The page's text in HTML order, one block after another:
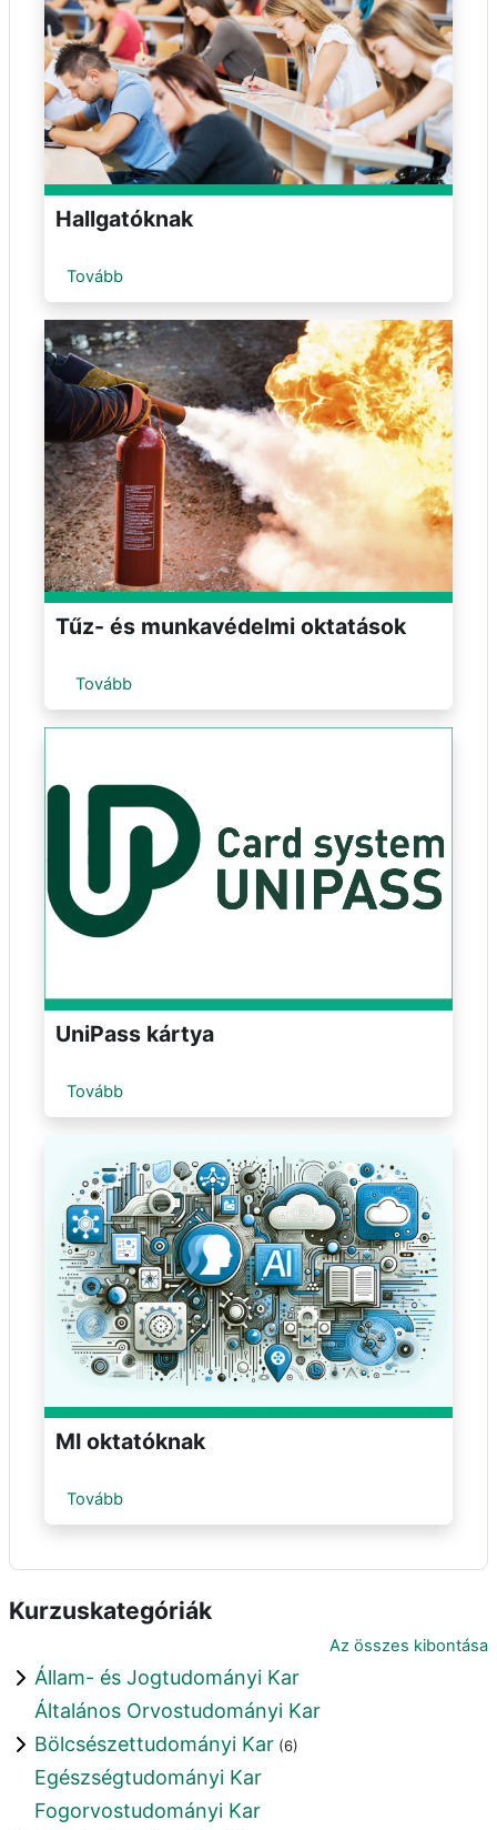
Hallgatóknak
Tovább
Tűz- és munkavédelmi oktatások
Tovább
UniPass kártya
Tovább
MI oktatóknak
Tovább
Kurzuskategóriák
Az összes kibontása
Állam- és Jogtudományi Kar
Általános Orvostudományi Kar
Bölcsészettudományi Kar (6)
Egészségtudományi Kar
Fogorvostudományi Kar